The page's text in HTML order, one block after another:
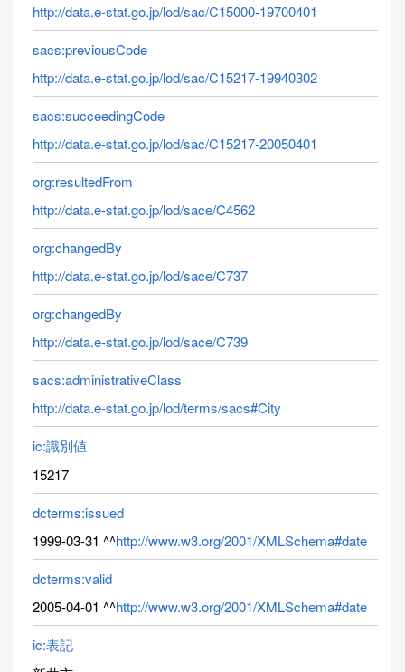
http://data.e-stat.go.jp/lod/sac/C15000-19700401
sacs:previousCode
http://data.e-stat.go.jp/lod/sac/C15217-19940302
sacs:succeedingCode
http://data.e-stat.go.jp/lod/sac/C15217-20050401
org:resultedFrom
http://data.e-stat.go.jp/lod/sace/C4562
org:changedBy
http://data.e-stat.go.jp/lod/sace/C737
org:changedBy
http://data.e-stat.go.jp/lod/sace/C739
sacs:administrativeClass
http://data.e-stat.go.jp/lod/terms/sacs#City
ic:識別値
15217
dcterms:issued
1999-03-31 ^^http://www.w3.org/2001/XMLSchema#date
dcterms:valid
2005-04-01 ^^http://www.w3.org/2001/XMLSchema#date
ic:表記